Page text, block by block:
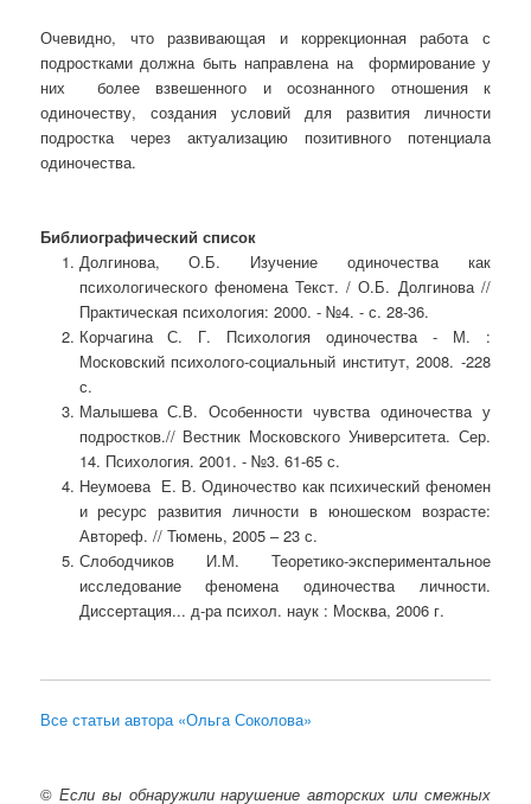
Очевидно, что развивающая и коррекционная работа с
подростками должна быть направлена на формирование у
них более взвешенного и осознанного отношения к
одиночеству, создания условий для развития личности
подростка через актуализацию позитивного потенциала
одиночества.
Библиографический список
Долгинова, О.Б. Изучение одиночества как
психологического феномена Текст. / О.Б. Долгинова //
Практическая психология: 2000. - №4. - с. 28-36.
Корчагина С. Г. Психология одиночества - М. :
Московский психолого-социальный институт, 2008. -228
с.
Малышева С.В. Особенности чувства одиночества у
подростков.// Вестник Московского Университета. Сер.
14. Психология. 2001. - №3. 61-65 с.
Неумоева Е. В. Одиночество как психический феномен
и ресурс развития личности в юношеском возрасте:
Автореф. // Тюмень, 2005 – 23 с.
Слободчиков И.М. Теоретико-экспериментальное
исследование феномена одиночества личности.
Диссертация... д-ра психол. наук : Москва, 2006 г.
Все статьи автора «Ольга Соколова»
© Если вы обнаружили нарушение авторских или смежных